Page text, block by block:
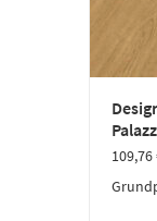
109,76